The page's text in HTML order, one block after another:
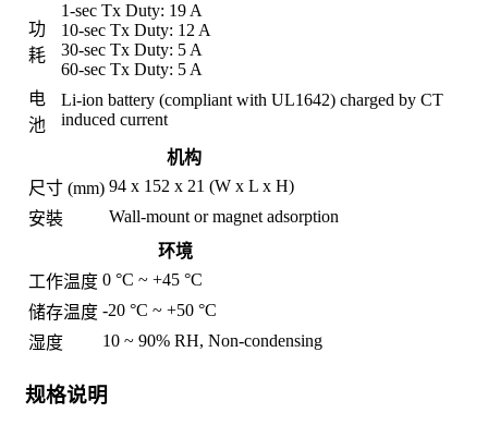
功
耗
1-sec Tx Duty: 19 A
10-sec Tx Duty: 12 A
30-sec Tx Duty: 5 A
60-sec Tx Duty: 5 A
电
池
Li-ion battery (compliant with UL1642) charged by CT
induced current
机构
尺寸 (mm) 94 x 152 x 21 (W x L x H)
安裝
Wall-mount or magnet adsorption
环境
工作温度 0 °C ~ +45 °C
储存温度 -20 °C ~ +50 °C
湿度
10 ~ 90% RH, Non-condensing
规格说明